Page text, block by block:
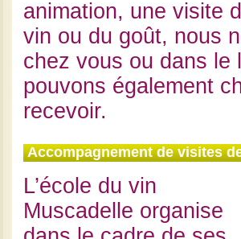
animation, une visite
vin ou du goût, nous
chez vous ou dans le
pouvons également
recevoir.
Accompagnement de visites
L’école du vin
Muscadelle organise